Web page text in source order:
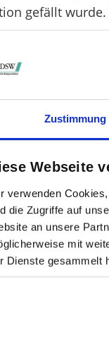
Zustimmung
Webseite
verwenden
die Zugriffe auf
an unsere
mit
Dienste gesammelt
gefällt
verwundert
auch Infomatec-
Anleger, der
ad-hoc-
Aktien drei
die Klage
hat also
auf den
falsch
Kausalität
der